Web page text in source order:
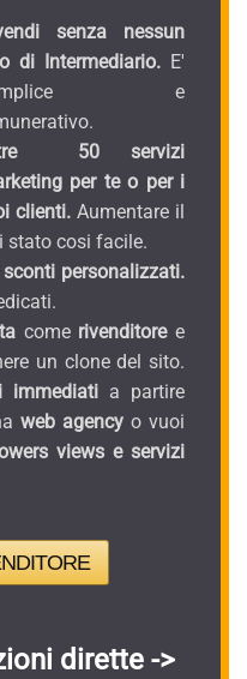
senza nessun
di Intermediario. E'
e
50 servizi
per te o per i
clienti. Aumentare il
stato cosi facile.
personalizzati.
comerivenditoree
un clone del sito.
immediati a partire
web agency o vuoi
views e servizi
dirette ->